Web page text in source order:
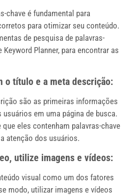
chave é fundamental para
para otimizar seu conteúdo.
de pesquisa de palavras-
Planner, para encontrar as
o título e a meta descrição:
são as primeiras informações
usuários em uma página de busca.
eles contenham palavras-chave
atenção dos usuários.
utilize imagens e vídeos:
visual como um dos fatores
modo, utilizar imagens e vídeos